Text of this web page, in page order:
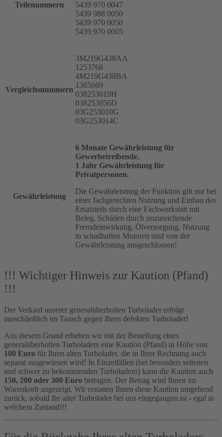
Teilenummern
5439 970 0047
5439 988 0050
5439 970 0050
5439 970 0005
Vergleichsnummern
3M219G438AA
1253768
4M219G438BA
1365669
038253019H
038253056D
03G253010G
03G253014C
Gewährleistung
6 Monate Gewährleistung für
Gewerbetreibende.
1 Jahr Gewährleistung für
Privatpersonen.
Die Gewährleistung der Funktion gilt nur bei
einer fachgerechten Nutzung und Einbau des
Ersatzteils durch eine Fachwerkstatt mit
Beleg. Schäden durch unzureichende
Fremdeinwirkung, Ölversorgung, Nutzung
in schadhaften Motoren sind von der
Gewährleistung ausgeschlossen!
!!! Wichtiger Hinweis zur Kaution (Pfand)
!!!
Der Verkauf unserer generalüberholten Turbolader erfolgt
ausschließlich im Tausch gegen Ihren defekten Turbolader!
Aus diesem Grund erheben wir mit der Bestellung eines
generalüberholten Turboladers eine Kaution (Pfand) in Höhe von
100 Euro für Ihren alten Turbolader, die in Ihrer Rechnung auch
separat ausgewiesen wird! In Einzelfällen (bei besonders seltenen
und schwer zu bekommenden Turboladern) kann die Kaution auch
150, 200 oder 300 Euro betragen. Der Betrag wird Ihnen im
Warenkorb angezeigt. Wir erstatten Ihnen diese Kaution umgehend
zurück, sobald Ihr alter Turbolader bei uns eingegangen ist - egal in
welchem Zustand!!!